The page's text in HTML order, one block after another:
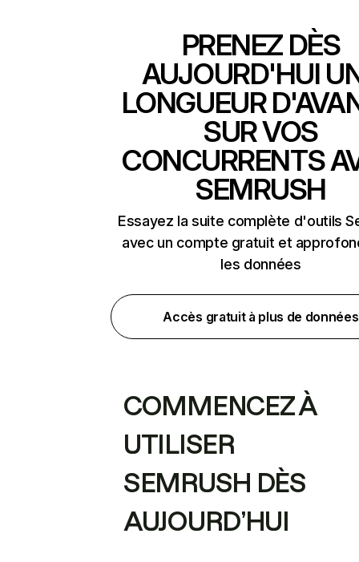
PRENEZ DÈS
AUJOURD'HUI
LONGUEUR
SUR VOS
CONCURRENTS
SEMRUSH
Essayez la suite complète d'outils
avec un compte gratuit et
les données
Accès gratuit à plus de données
COMMENCEZ À
UTILISER
SEMRUSH DÈS
AUJOURD’HUI